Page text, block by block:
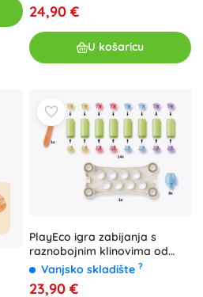
24,90 €
U košaricu
PlayEco igra zabijanja s
raznobojnim klinovima od
reciklirane plastike
Vanjsko skladište ?
23,90 €